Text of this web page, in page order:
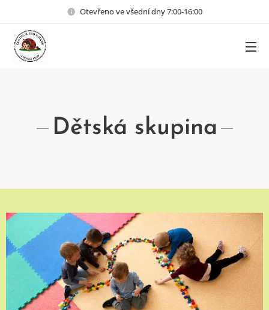
Otevřeno ve všední dny 7:00-16:00
Dětská skupina